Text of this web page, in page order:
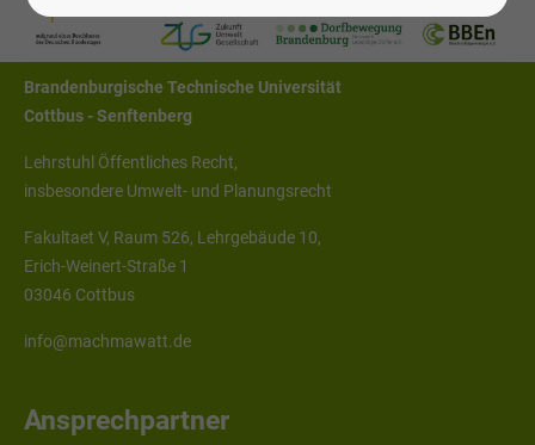
Anschrift
Brandenburgische Technische Universität
Cottbus - Senftenberg
Lehrstuhl Öffentliches Recht,
insbesondere Umwelt- und Planungsrecht
Fakultaet V, Raum 526, Lehrgebäude 10,
Erich-Weinert-Straße 1
03046 Cottbus
info@machmawatt.de
Ansprechpartner